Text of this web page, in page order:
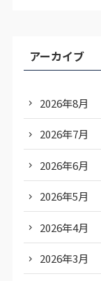
アーカイブ
2026年8月
2026年7月
2026年6月
2026年5月
2026年4月
2026年3月